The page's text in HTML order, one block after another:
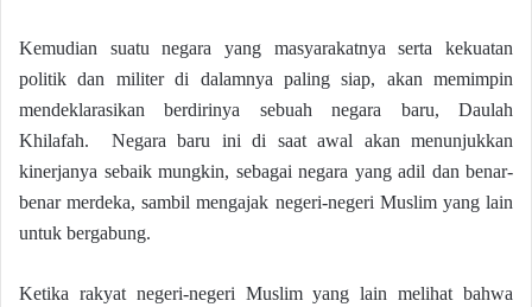
Kemudian suatu negara yang masyarakatnya serta kekuatan
politik dan militer di dalamnya paling siap, akan memimpin
mendeklarasikan berdirinya sebuah negara baru, Daulah
Khilafah. Negara baru ini di saat awal akan menunjukkan
kinerjanya sebaik mungkin, sebagai negara yang adil dan benar-
benar merdeka, sambil mengajak negeri-negeri Muslim yang lain
untuk bergabung.
Ketika rakyat negeri-negeri Muslim yang lain melihat bahwa